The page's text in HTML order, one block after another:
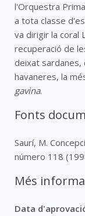
l'Orquestra
a tota classe
va dirigir la coral
recuperació de
deixat sardanes,
havaneres, la
gavina.
Fonts
Saurí, M.
número 118
Més
Data